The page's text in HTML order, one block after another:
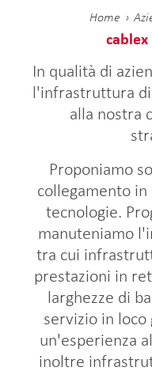
Home
cablex
In qualità di
l'infrastruttura
alla nostra
Proponiamo
collegamento
tecnologie.
manuteniamo
tra cui
prestazioni in
larghezze di
servizio in loco
un'esperienza
inoltre